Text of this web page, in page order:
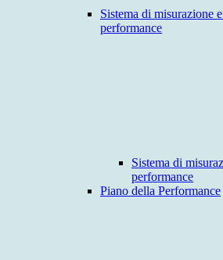
Sistema di misurazione
performance
Sistema di
performance
Piano della Performance